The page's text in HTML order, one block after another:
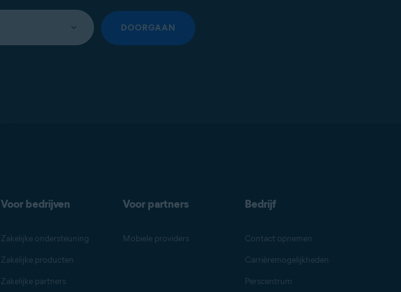
DOORGAAN
Voor bedrijven
Zakelijke ondersteuning
Zakelijke producten
Zakelijke partners
Voor partners
Mobiele providers
Bedrijf
Contact opnemen
Carrièremogelijkheden
Perscentrum